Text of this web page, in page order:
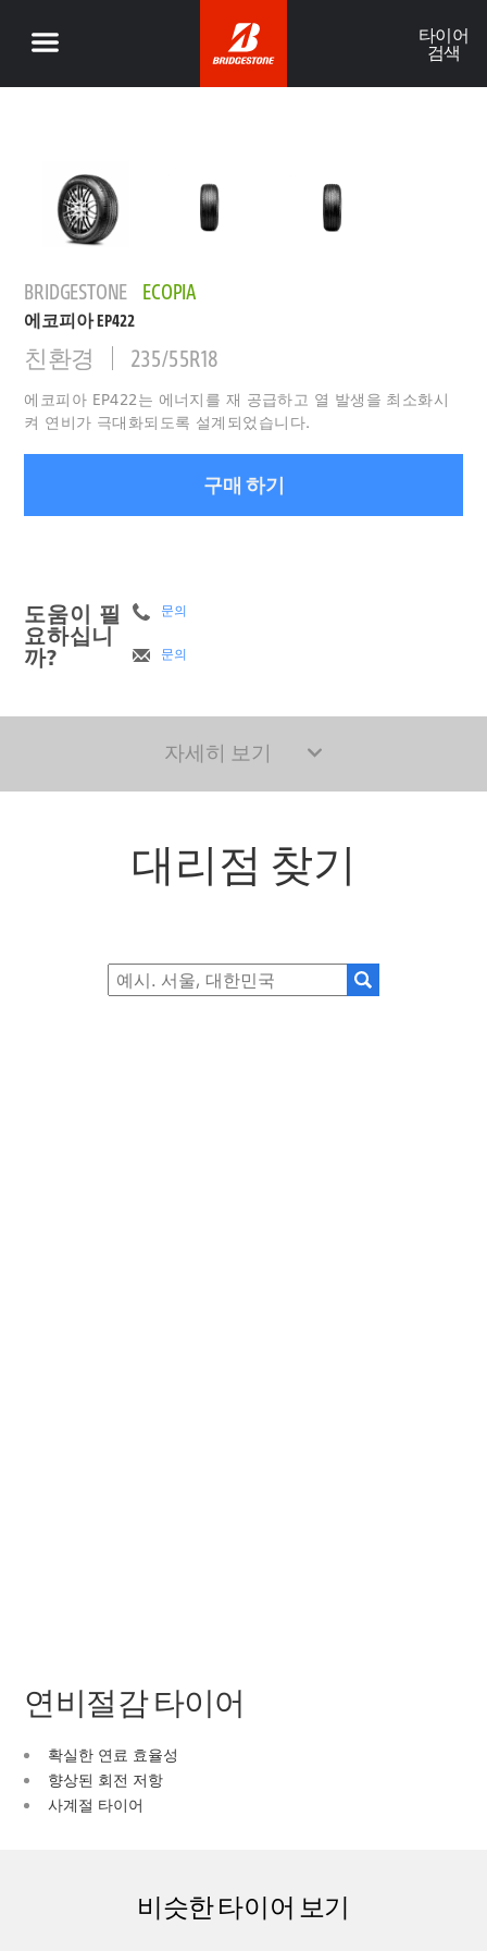
타이어
검색
BRIDGESTONE ECOPIA
에코피아 EP422
친환경 235/55R18
에코피아 EP422는 에너지를 재 공급하고 열 발생을 최소화시
켜 연비가 극대화되도록 설계되었습니다.
구매 하기
도움이 필
요하십니
까?
문의
문의
자세히 보기
대리점 찾기
연비절감 타이어
확실한 연료 효율성
향상된 회전 저항
사계절 타이어
비슷한 타이어 보기